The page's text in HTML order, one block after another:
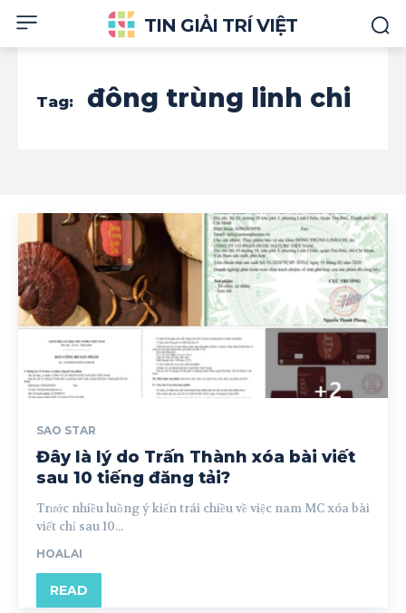
TIN GIẢI TRÍ VIỆT
Tag: đông trùng linh chi
SAO STAR
Đây là lý do Trấn Thành xóa bài viết
sau 10 tiếng đăng tải?
Trước nhiều luồng ý kiến trái chiều về việc nam MC xóa bài
viết chỉ sau 10...
HOALAI
READ